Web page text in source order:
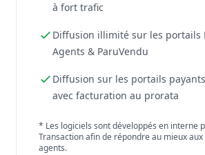
à fort trafic
Diffusion illimité sur les portails
Agents & ParuVendu
Diffusion sur les portails
avec facturation au prorata
* Les logiciels sont développés en interne
Transaction afin de répondre au mieux aux
agents.